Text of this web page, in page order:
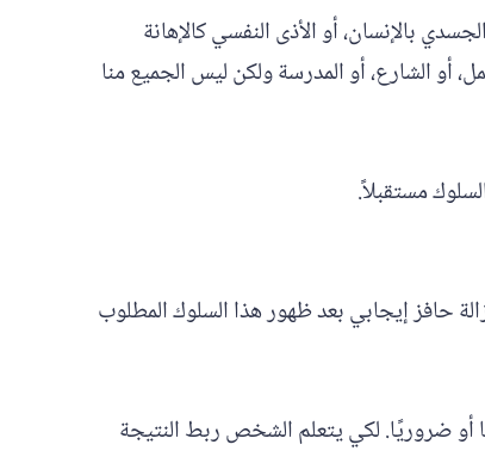
بالإنسان، أو الأذى النفسي كالإهانة
أو الشارع، أو المدرسة ولكن ليس الجميع منا
مستقبلاً.
حافز إيجابي بعد ظهور هذا السلوك المطلوب
أو ضروريًا. لكي يتعلم الشخص ربط النتيجة